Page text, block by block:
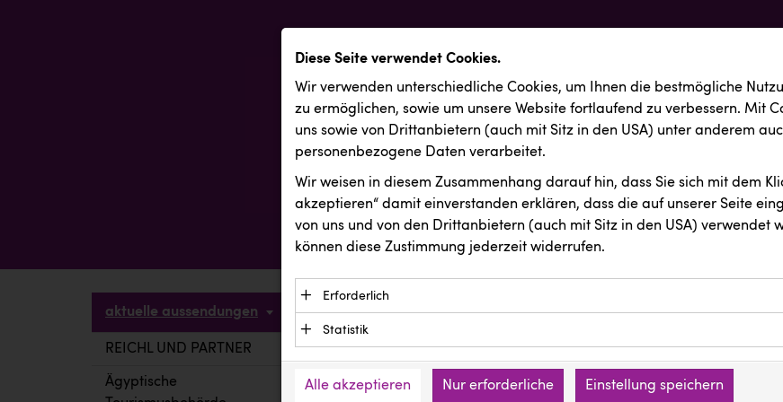
aktuelle aussendungen
REICHL UND PARTNER
Ägyptische
Diese Seite verwendet Cookies.
Wir verwenden unterschiedliche Cookies, um Ihnen die best­mögliche
zu ermöglichen, sowie um unsere Website fortlaufend zu verbessern. Mit
uns sowie von Drittanbietern (auch mit Sitz in den USA) unter anderem
personenbezogene Daten verarbeitet.
Wir weisen in diesem Zusammenhang darauf hin, dass Sie sich mit dem
akzeptieren“ damit ein­ver­standen erklären, dass die auf unserer Seite
von uns und von den Drittanbietern (auch mit Sitz in den USA) verwendet
können diese Zustimmung jederzeit widerrufen.
Erforderlich
Essenzielle Cookies ermöglichen grundlegende Funktionen und sind für
Funktion der Website erforderlich. Diese Cookies speichern keine
Daten und werden an keine Dritten übermittelt.
Anbieter: Eigentümer der Website (Erstanbieter)
Statistik
verstehen, wie unsere Besucher unsere Website nutzen.
Alle akzeptieren Nur erforderliche Einstellung speichern